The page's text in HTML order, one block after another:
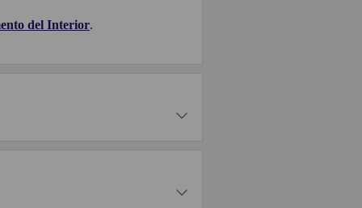
del Interior.